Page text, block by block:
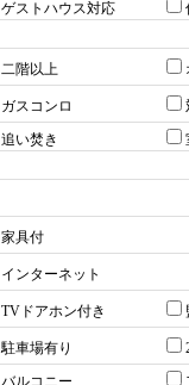
ゲストハウス対応
二階以上
ガスコンロ
追い焚き
家具付
インターネット
TVドアホン付き
駐車場有り
バルコニー